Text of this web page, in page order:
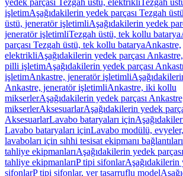
yedek parçası Tezgah üstü, elektrikli Tezgah
işletimAşağıdakilerin yedek parçası Tezgah
üstü, jeneratör işletimliAşağıdakilerin yedek
jeneratör işletimliTezgah üstü, tek kollu batarya
parçası Tezgah üstü, tek kollu bataryaAnkastre,
elektrikliAşağıdakilerin yedek parçası
pilli işletimAşağıdakilerin yedek parçası
işletimAnkastre, jeneratör işletimli
Ankastre, jeneratör işletimliAnkastre, iki kollu
mikserlerAşağıdakilerin yedek parçası
mikserlerAksesuarlarAşağıdakilerin yedek
AksesuarlarLavabo bataryaları için
Lavabo bataryaları içinLavabo modülü,
lavaboları için sıhhi tesisat ekipmanı bağlantıları
tahliye ekipmanlarıAşağıdakilerin yedek
tahliye ekipmanlarıP tipi sifonlarAşağıdakilerin
sifonlarP tipi sifonlar, yer tasarruflu model